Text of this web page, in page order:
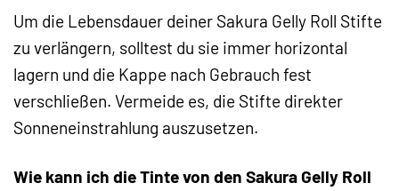
Um die Lebensdauer deiner Sakura Gelly Roll Stifte
zu verlängern, solltest du sie immer horizontal
lagern und die Kappe nach Gebrauch fest
verschließen. Vermeide es, die Stifte direkter
Sonneneinstrahlung auszusetzen.
Wie kann ich die Tinte von den Sakura Gelly Roll